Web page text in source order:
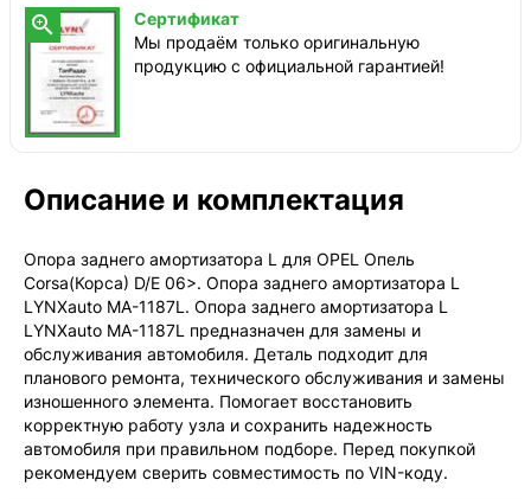

Сертификат
Мы продаём только оригинальную
продукцию с официальной гарантией!
Описание и комплектация
Опора заднего амортизатора L для OPEL Опель
Corsa(Корса) D/E 06>. Опора заднего амортизатора L
LYNXauto MA-1187L. Опора заднего амортизатора L
LYNXauto MA-1187L предназначен для замены и
обслуживания автомобиля. Деталь подходит для
планового ремонта, технического обслуживания и замены
изношенного элемента. Помогает восстановить
корректную работу узла и сохранить надежность
автомобиля при правильном подборе. Перед покупкой
рекомендуем сверить совместимость по VIN-коду.